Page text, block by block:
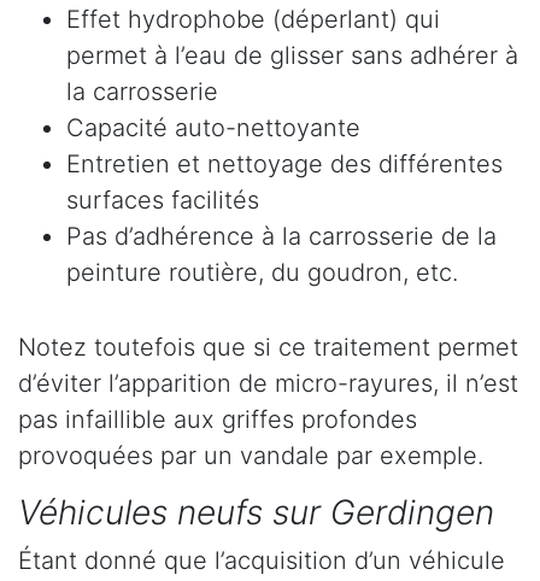
Effet hydrophobe (déperlant) qui
permet à l’eau de glisser sans adhérer à
la carrosserie
Capacité auto-nettoyante
Entretien et nettoyage des différentes
surfaces facilités
Pas d’adhérence à la carrosserie de la
peinture routière, du goudron, etc.
Notez toutefois que si ce traitement permet
d’éviter l’apparition de micro-rayures, il n’est
pas infaillible aux griffes profondes
provoquées par un vandale par exemple.
Véhicules neufs sur Gerdingen
Étant donné que l’acquisition d’un véhicule